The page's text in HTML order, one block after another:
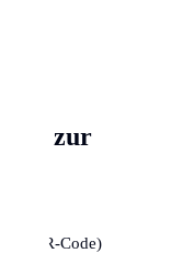
zur
(QR-Code)